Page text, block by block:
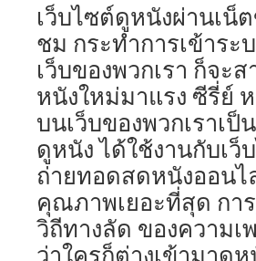
เว็บไซต์ดูหนังผ่านเน็
ชม กระทำการเข้าร
เว็บของพวกเรา ก็จะ
หนังใหม่มาแรง ซีรี่ย์
บนเว็บของพวกเราเ
ดูหนัง ได้ใช้งานกับเ
ถ่ายทอดสดหนังออน
คุณภาพเยอะที่สุด การ
วิถีทางลัด ของความเ
ว่าใครก็ต่างเข้ามาดู